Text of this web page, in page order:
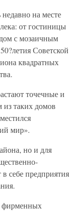
на месте
от гостиницы
с мозаичным
Советской
квадратных
точечные и
таких домов
мир».
но и для
себе предприятия
фирменных